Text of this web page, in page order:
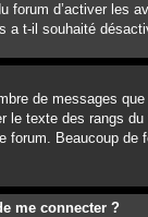
forum d’activer
a t-il souhaité
de messages
texte des rangs
Beaucoup
me connecter ?